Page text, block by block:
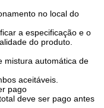
no local do
a especificação e o
do produto.
mistura automática de
aceitáveis.
pago
deve ser pago antes